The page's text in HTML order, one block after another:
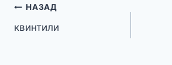
Навигация
по
НАЗАД
квинтили